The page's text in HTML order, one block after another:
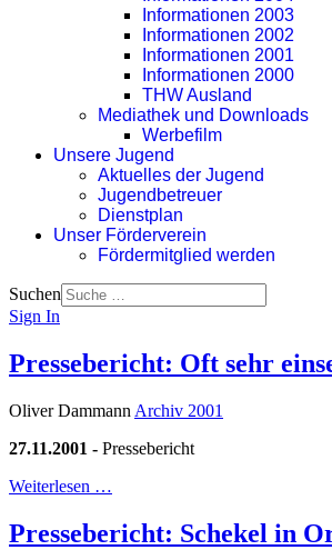
Informationen 2003
Informationen 2002
Informationen 2001
Informationen 2000
THW Ausland
Mediathek und Downloads
Werbefilm
Unsere Jugend
Aktuelles der Jugend
Jugendbetreuer
Dienstplan
Unser Förderverein
Fördermitglied werden
Suchen
Sign In
Pressebericht: Oft sehr
Oliver Dammann Archiv 2001
27.11.2001 - Pressebericht
Weiterlesen …
Pressebericht: Schekel in